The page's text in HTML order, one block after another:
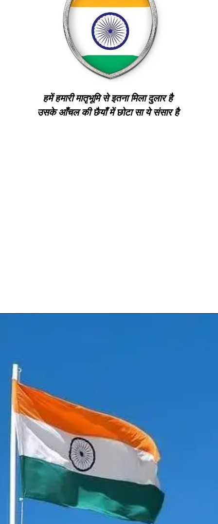
हमें हमारी मातृभूमि से इतना मिला दुलार है
उसके आँचल की छैयाँ में छोटा सा ये संसार है